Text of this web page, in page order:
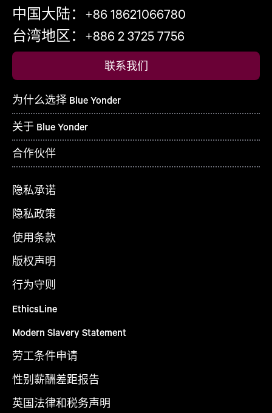
中国大陆：+86 18621066780
台湾地区：+886 2 3725 7756
联系我们
为什么选择 Blue Yonder
关于 Blue Yonder
合作伙伴
隐私承诺
隐私政策
使用条款
版权声明
行为守则
EthicsLine
Modern Slavery Statement
劳工条件申请
性别薪酬差距报告
英国法律和税务声明